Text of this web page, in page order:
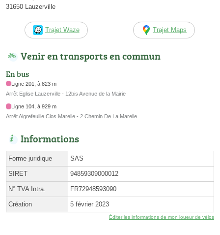
31650 Lauzerville
Trajet Waze Trajet Maps
Venir en transports en commun
En bus
Ligne 201, à 823 m
Arrêt Eglise Lauzerville - 12bis Avenue de la Mairie
Ligne 104, à 929 m
Arrêt Aigrefeuille Clos Marelle - 2 Chemin De La Marelle
Informations
Forme juridique SAS
SIRET 94859309000012
N° TVA Intra. FR72948593090
Création 5 février 2023
Éditer les informations de mon loueur de vélos